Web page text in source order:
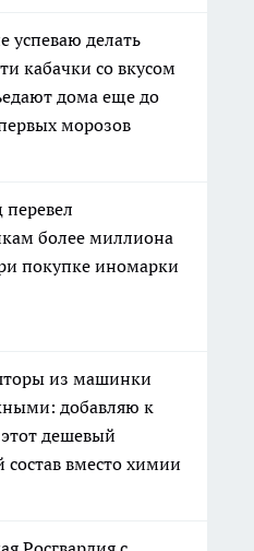
успеваю делать
кабачки со вкусом
дома еще до
морозов
перевел
более миллиона
покупке иномарки
из машинки
добавляю к
дешевый
состав вместо химии